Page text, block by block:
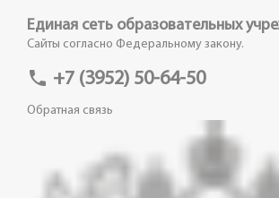
Единая сеть образовательных
Сайты согласно Федеральному закону.
phone +7 (3952) 50-64-50
Обратная связь